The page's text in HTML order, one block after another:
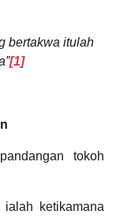
itulah
[1]
tokoh
ialah ketikamana